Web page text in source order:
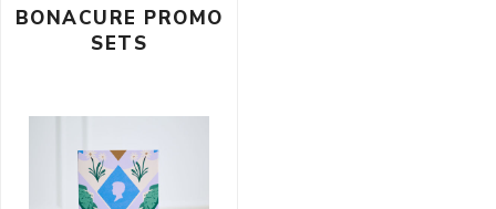
BONACURE PROMO
SETS